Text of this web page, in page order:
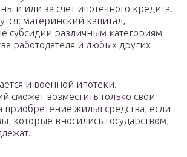
или за счет ипотечного кредита.
материнский капитал,
субсидии различным категориям
работодателя и любых других
и военной ипотеки.
сможет возместить только свои
приобретение жилья средства, если
которые вносились государством,